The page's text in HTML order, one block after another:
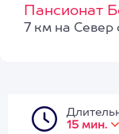
Пансионат
7 км на
15 мин.